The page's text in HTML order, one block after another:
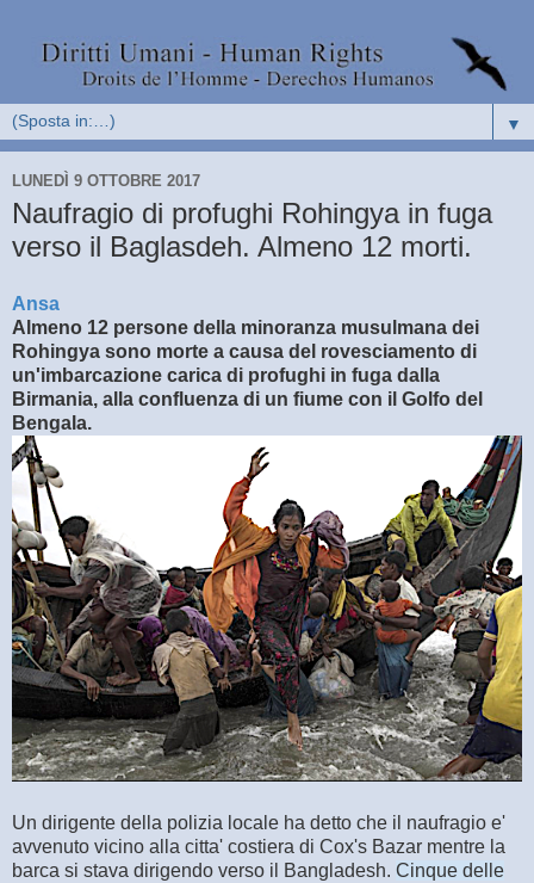
▼
LUNEDÌ 9 OTTOBRE 2017
Naufragio di profughi Rohingya in fuga
verso il Baglasdeh. Almeno 12 morti.
Ansa
Almeno 12 persone della minoranza musulmana dei
Rohingya sono morte a causa del rovesciamento di
un'imbarcazione carica di profughi in fuga dalla
Birmania, alla confluenza di un fiume con il Golfo del
Bengala.
Un dirigente della polizia locale ha detto che il naufragio e'
avvenuto vicino alla citta' costiera di Cox's Bazar mentre la
barca si stava dirigendo verso il Bangladesh. Cinque delle